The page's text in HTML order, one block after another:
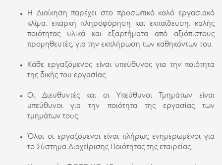
Η Διοίκηση παρέχει στο προσωπικό καλό εργασιακό
κλίμα, επαρκή πληροφόρηση και εκπαίδευση, καλής
ποιότητας υλικά και εξαρτήματα από αξιόπιστους
προμηθευτές, για την εκπλήρωση των καθηκόντων του.
Κάθε εργαζόμενος είναι υπεύθυνος για την ποιότητα
της δικής του εργασίας.
Οι Διευθυντές και οι Υπεύθυνοι Τμημάτων είναι
υπεύθυνοι για την ποιότητα της εργασίας των
τμημάτων τους.
Όλοι οι εργαζόμενοι είναι πλήρως ενημερωμένοι για
το Σύστημα Διαχείρισης Ποιότητας της εταιρείας.